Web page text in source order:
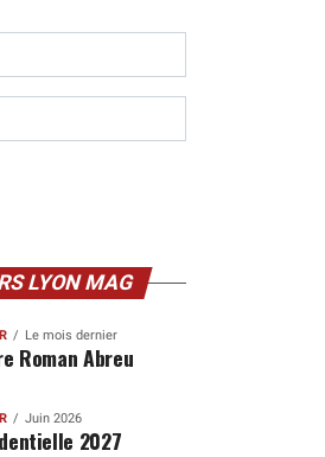
LYON MAG
Le mois dernier
Roman Abreu
Juin 2026
2027